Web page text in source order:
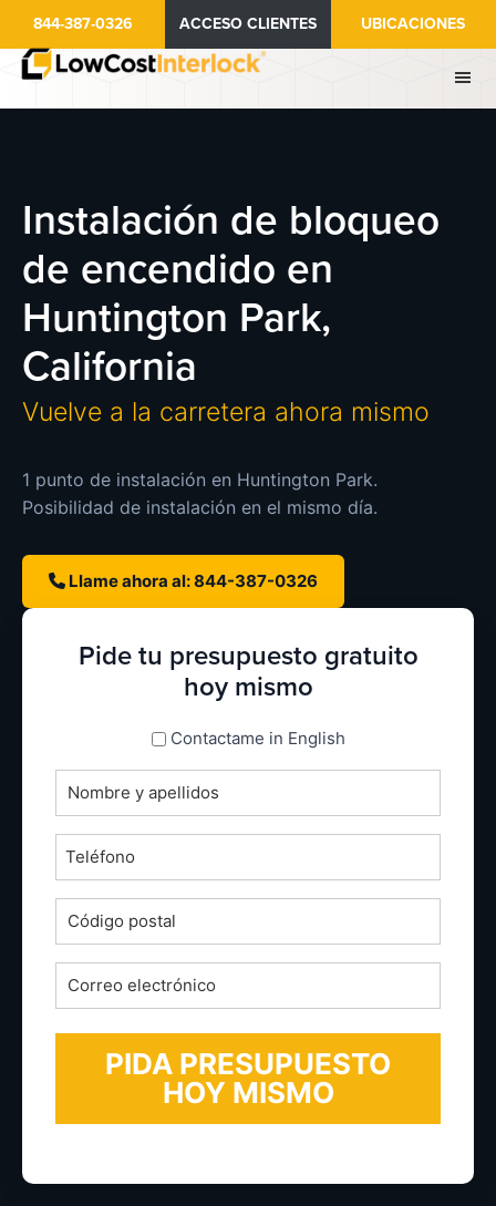
contenido
844-387-0326 ACCESO CLIENTES UBICACIONES
Instalación de bloqueo
de encendido en
Huntington Park,
California
Vuelve a la carretera ahora mismo
1 punto de instalación en Huntington Park.
Posibilidad de instalación en el mismo día.
Llame ahora al: 844-387-0326
Pide tu presupuesto gratuito
hoy mismo
espanol_espanolContactame in English
Nombre
completo
*Teléfono
Código
postal
*Correo
electrónico
*